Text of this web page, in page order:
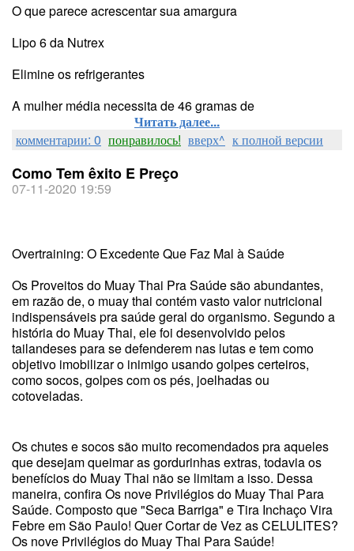
O que parece acrescentar sua amargura
Lipo 6 da Nutrex
Elimine os refrigerantes
A mulher média necessita de 46 gramas de
Читать далее...
комментарии: 0 понравилось! вверх^ к полной версии
Como Tem êxito E Preço
07-11-2020 19:59
Overtraining: O Excedente Que Faz Mal à Saúde
Os Proveitos do Muay Thai Pra Saúde são abundantes,
em razão de, o muay thai contém vasto valor nutricional
indispensáveis pra saúde geral do organismo. Segundo a
história do Muay Thai, ele foi desenvolvido pelos
tailandeses para se defenderem nas lutas e tem como
objetivo imobilizar o inimigo usando golpes certeiros,
como socos, golpes com os pés, joelhadas ou
cotoveladas.
Os chutes e socos são muito recomendados pra aqueles
que desejam queimar as gordurinhas extras, todavia os
benefícios do Muay Thai não se limitam a isso. Dessa
maneira, confira Os nove Privilégios do Muay Thai Para
Saúde. Composto que "Seca Barriga" e Tira Inchaço Vira
Febre em São Paulo! Quer Cortar de Vez as CELULITES?
Os nove Privilégios do Muay Thai Para Saúde!